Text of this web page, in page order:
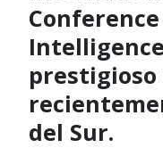
Intelligence
del Sur.